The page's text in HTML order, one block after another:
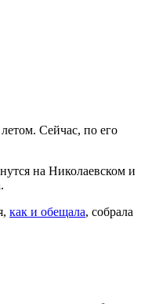
Сейчас, по его
на Николаевском и
как и обещала, собрала